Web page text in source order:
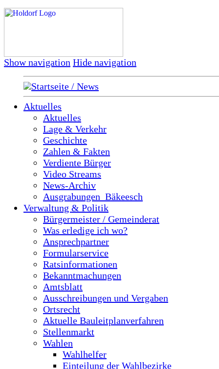
Show navigation Hide navigation
Startseite / News
Aktuelles
Aktuelles
Lage & Verkehr
Geschichte
Zahlen & Fakten
Verdiente Bürger
Video Streams
News-Archiv
Ausgrabungen_Bäkeesch
Verwaltung & Politik
Bürgermeister / Gemeinderat
Was erledige ich wo?
Ansprechpartner
Formularservice
Ratsinformationen
Bekanntmachungen
Amtsblatt
Ausschreibungen und Vergaben
Ortsrecht
Aktuelle Bauleitplanverfahren
Stellenmarkt
Wahlen
Wahlhelfer
Einteilung der Wahlbezirke